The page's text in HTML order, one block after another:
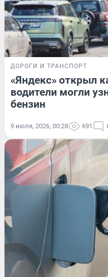
ДОРОГИ И ТРАНСПОРТ
«Яндекс» открыл
водители могли
бензин
9 июля, 2026, 00:28 691